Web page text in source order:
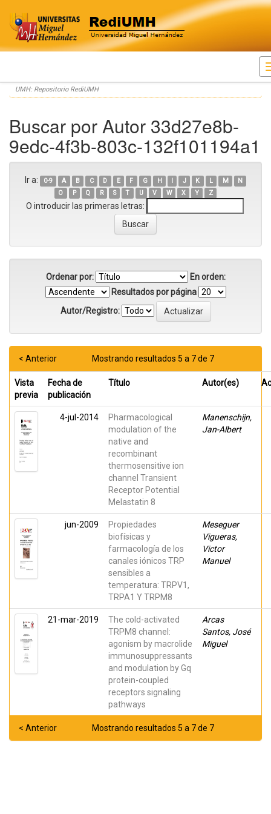
Skip
navigation
UMH: Repositorio RediUMH
Buscar por Autor 33d27e8b-
9edc-4f3b-803c-132f101194a1
Ir a: 0-9 A B C D E F G H I J K L M
N
O
P Q R S T U V W X Y Z
O introducir las primeras letras:
Ordenar por:
En orden:
Resultados por página
Autor/Registro:
Mostrando resultados 5 a 7 de 7
< Anterior
Vista
previa
Fecha de
publicación
Título Autor(es)
4-jul-2014
Pharmacological
modulation of the
native and
recombinant
thermosensitive ion
channel Transient
Receptor Potential
Melastatin 8
Manenschijn,
Jan-Albert
jun-2009
Propiedades
biofísicas y
farmacología de los
canales iónicos TRP
sensibles a
temperatura: TRPV1,
TRPA1 Y TRPM8
Meseguer
Vigueras,
Victor
Manuel
21-mar-2019
The cold-activated
TRPM8 channel:
agonism by macrolide
immunosuppressants
and modulation by Gq
protein-coupled
receptors signaling
pathways
Arcas
Santos, José
Miguel
Mostrando resultados 5 a 7 de 7
< Anterior